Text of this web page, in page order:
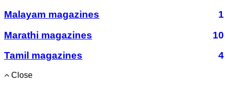
Malayam magazines
1
Marathi magazines
10
Tamil magazines
4
Close